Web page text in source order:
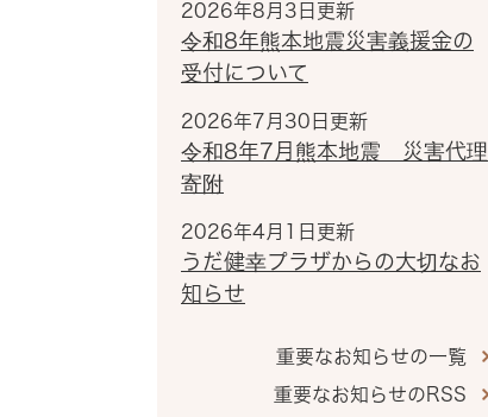
2026年8月3日更新
令和8年熊本地震災害義援金の
受付について
2026年7月30日更新
令和8年7月熊本地震 災害代理
寄附
2026年4月1日更新
うだ健幸プラザからの大切なお
知らせ
重要なお知らせの一覧
重要なお知らせのRSS